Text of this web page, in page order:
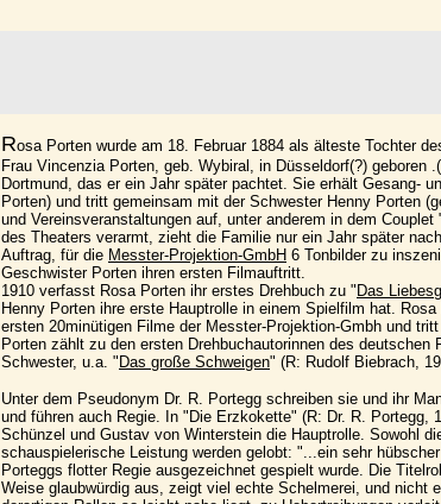
Rosa Porten wurde am 18. Februar 1884 als älteste Tochter
Frau Vincenzia Porten, geb. Wybiral, in Düsseldorf(?) geboren .(
Dortmund, das er ein Jahr später pachtet. Sie erhält Gesang-
Porten) und tritt gemeinsam mit der Schwester Henny Porten
und Vereinsveranstaltungen auf, unter anderem in dem
des Theaters verarmt, zieht die Familie nur ein Jahr später
Auftrag, für die Messter-Projektion-GmbH 6 Tonbilder zu
Geschwister Porten ihren ersten Filmauftritt.
1910 verfasst Rosa Porten ihr erstes Drehbuch zu " Das
Henny Porten ihre erste Hauptrolle in einem Spielfilm hat.
ersten 20minütigen Filme der Messter-Projektion-Gmbh und
Porten zählt zu den ersten Drehbuchautorinnen des
Schwester, u.a. " Das große Schweigen" (R: Rudolf Biebrach,
Unter dem Pseudonym Dr. R. Portegg schreiben sie und ihr
und führen auch Regie. In "Die Erzkokette" (R: Dr. R. Portegg,
Schünzel und Gustav von Winterstein die Hauptrolle. Sowohl
schauspielerische Leistung werden gelobt: "...ein sehr
Porteggs flotter Regie ausgezeichnet gespielt wurde. Die
Weise glaubwürdig aus, zeigt viel echte Schelmerei, und nicht